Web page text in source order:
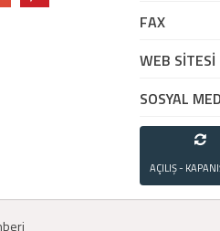
FAX
WEB SİTESİ
SOSYAL
AÇILIŞ -
- 21:00